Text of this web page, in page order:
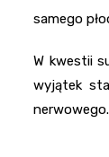
samego
W kwestii
wyjątek
nerwowego.